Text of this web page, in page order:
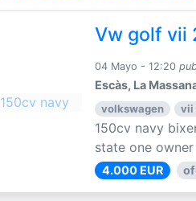
Vw golf vii
04 Mayo - 12:20
Escàs, La
volkswagen vii
150cv navy
state one
4.000 EUR